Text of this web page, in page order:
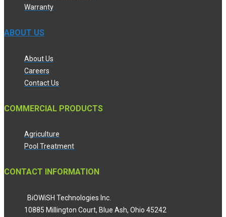
Warranty
ABOUT US
About Us
Careers
Contact Us
COMMERCIAL PRODUCTS
Agriculture
Pool Treatment
CONTACT INFORMATION
BiOWiSH Technologies Inc.
10885 Millington Court, Blue Ash, Ohio 45242